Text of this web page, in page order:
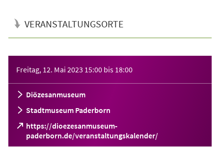
VERANSTALTUNGSORTE
Freitag, 12. Mai 2023 15:00 bis 18:00
Diözesanmuseum
Stadtmuseum Paderborn
https://dioezesanmuseum-
paderborn.de/veranstaltungskalender/
(Öffnet
in